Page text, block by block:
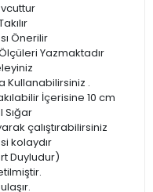
Önerilir
Yazmaktadır
Kullanabilirsiniz .
İçerisine 10 cm
Sığar
çalıştırabilirsiniz
kolaydır
Duyludur)